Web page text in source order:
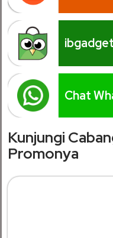
Chat
Kunjungi
Promonya